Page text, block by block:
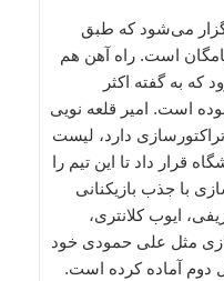
می‌شود که طبق
است. راه آهن هم
که به گفته اکثر
است. امیر قلعه نویی
دارد، لیست
قرار داد تا این تیم را
با جذب بازیکنانی
ایوب کلانتری،
مثل علی حمودی خود
دوم آماده کرده است.